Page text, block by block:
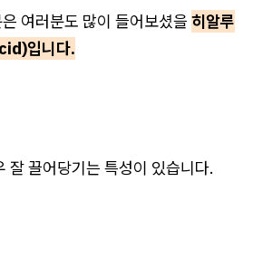
여러분도 많이 들어보셨을 히알루
입니다.
잘 끌어당기는 특성이 있습니다.